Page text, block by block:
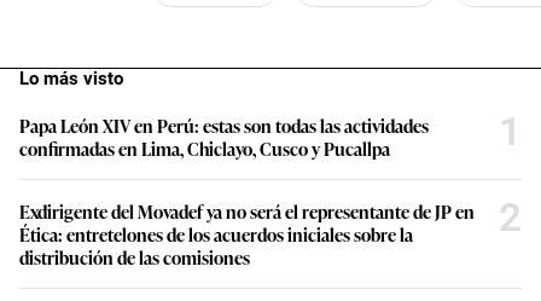
Lo más visto
Papa León XIV en Perú: estas son todas las actividades
confirmadas en Lima, Chiclayo, Cusco y Pucallpa
1
Exdirigente del Movadef ya no será el representante de JP en
Ética: entretelones de los acuerdos iniciales sobre la
distribución de las comisiones
2